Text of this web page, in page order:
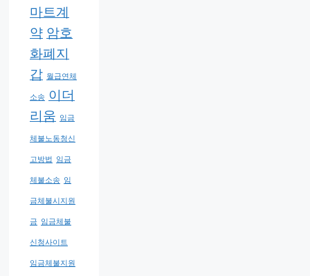
마트계
약 암호
화폐지
갑 월급연체
소송
이더
리움
임금
체불노동청신
고방법 임금
체불소송 임
금체불시지원
금 임금체불
신청사이트
임금체불지원